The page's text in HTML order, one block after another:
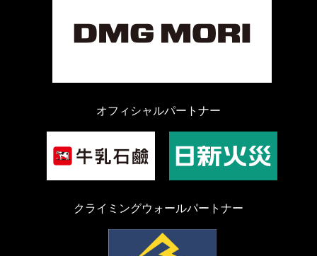
オフィシャルパートナー
クライミングウォールパートナー